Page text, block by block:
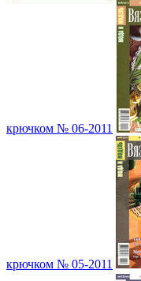
крючком № 06-2011
крючком № 05-2011